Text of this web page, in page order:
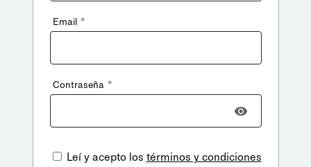
Email *
Contraseña *
Leí y acepto los términos y condiciones